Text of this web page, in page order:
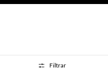
Filtrar